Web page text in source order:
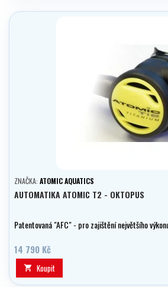
ZNAČKA: ATOMIC AQUATICS
AUTOMATIKA ATOMIC T2 - OKTOPUS
Patentovaná "AFC" - pro zajištění největšího
14 790 Kč
 Koupit